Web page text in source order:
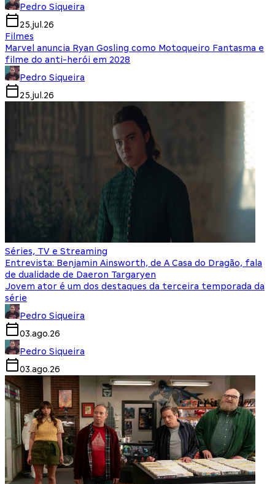
Pedro Siqueira
25.jul.26
Filmes
Marvel anuncia Ryan Gosling como Motoqueiro Fantasma e
filme do anti-herói em 2028
Pedro Siqueira
25.jul.26
Séries, TV e Streaming
Entrevista: Benjamin Ainsworth, de A Casa do Dragão, fala
de dualidade de Daeron Targaryen
Jovem ator é um dos destaques da terceira temporada da
série
Pedro Siqueira
03.ago.26
Pedro Siqueira
03.ago.26